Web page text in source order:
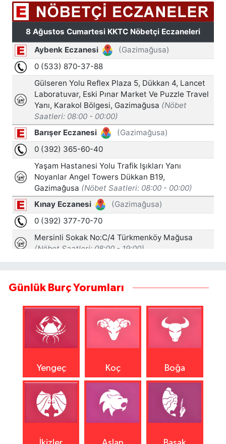
Günlük Burç Yorumları
Yengeç Koç Boğa